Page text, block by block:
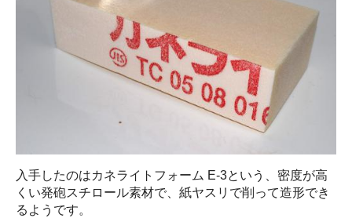
入手したのはカネライトフォーム E-3という、密度が高
くい発砲スチロール素材で、紙ヤスリで削って造形でき
るようです。